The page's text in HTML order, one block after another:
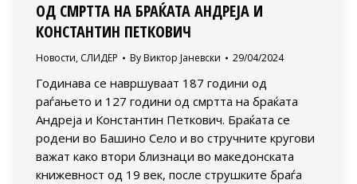
ОД СМРТТА НА БРАЌАТА АНДРЕЈА И
КОНСТАНТИН ПЕТКОВИЧ
Новости, СЛИДЕР By Виктор Јаневски 29/04/2024
Годинава се навршуваат 187 години од
раѓањето и 127 години од смртта на браќата
Андреја и Константин Петкович. Браќата се
родени во Башино Село и во стручните кругови
важат како втори близнаци во македонската
книжевност од 19 век, после струшките браѓа